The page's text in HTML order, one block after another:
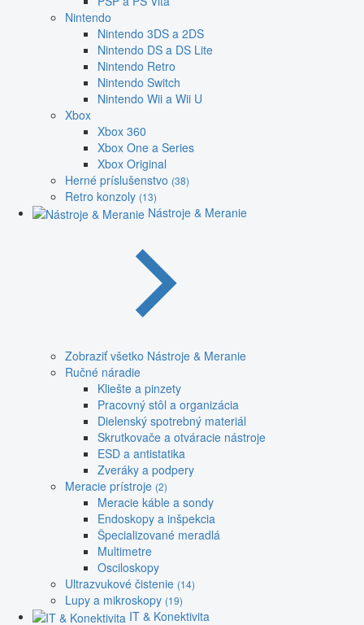
Nintendo
Nintendo 3DS a 2DS
Nintendo DS a DS Lite
Nintendo Retro
Nintendo Switch
Nintendo Wii a Wii U
Xbox
Xbox 360
Xbox One a Series
Xbox Original
Herné príslušenstvo (38)
Retro konzoly (13)
Nástroje & Meranie
Zobraziť všetko Nástroje & Meranie
Ručné náradie
Kliešte a pinzety
Pracovný stôl a organizácia
Dielenský spotrebný materiál
Skrutkovače a otváracie nástroje
ESD a antistatika
Zveráky a podpery
Meracie prístroje (2)
Meracie káble a sondy
Endoskopy a inšpekcia
Špecializované meradlá
Multimetre
Osciloskopy
Ultrazvukové čistenie (14)
Lupy a mikroskopy (19)
IT & Konektivita